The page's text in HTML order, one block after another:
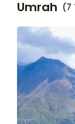
Umrah (7